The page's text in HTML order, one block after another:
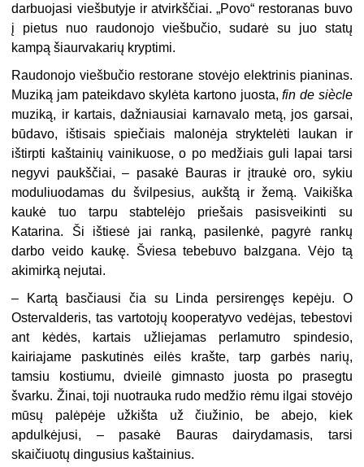
darbuojasi viešbutyje ir atvirkščiai. „Povo“ restoranas buvo
į pietus nuo raudonojo viešbučio, sudarė su juo statų
kampą šiaurvakarių kryptimi.
Raudonojo viešbučio restorane stovėjo elektrinis pianinas.
Muziką jam pateikdavo skylėta kartono juosta,fin de siècle
muziką, ir kartais, dažniausiai karnavalo metą, jos garsai,
būdavo, ištisais spiečiais malonėja stryktelėti laukan ir
ištirpti kaštainių vainikuose, o po medžiais guli lapai tarsi
negyvi paukščiai, – pasakė Bauras ir įtraukė oro, sykiu
moduliuodamas du švilpesius, aukštą ir žemą. Vaikiška
kaukė tuo tarpu stabtelėjo priešais pasisveikinti su
Katarina. Ši ištiesė jai ranką, pasilenkė, pagyrė rankų
darbo veido kaukę. Šviesa tebebuvo balzgana. Vėjo tą
akimirką nejutai.
– Kartą basčiausi čia su Linda persirengęs kepėju. O
Ostervalderis, tas vartotojų kooperatyvo vedėjas, tebestovi
ant kėdės, kartais užliejamas perlamutro spindesio,
kairiajame paskutinės eilės krašte, tarp garbės narių,
tamsiu kostiumu, dvieilė gimnasto juosta po prasegtu
švarku. Žinai, toji nuotrauka rudo medžio rėmu ilgai stovėjo
mūsų palėpėje užkišta už čiužinio, be abejo, kiek
apdulkėjusi, – pasakė Bauras dairydamasis, tarsi
skaičiuotų dingusius kaštainius.